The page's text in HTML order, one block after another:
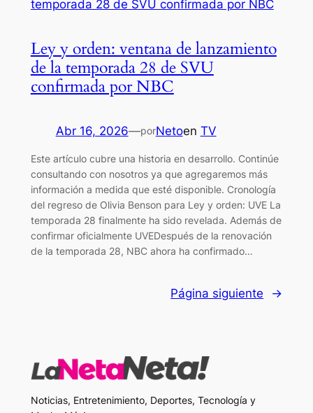
Ley y orden: ventana de lanzamiento
de la temporada 28 de SVU
confirmada por NBC
Abr 16, 2026—porNetoen TV
Este artículo cubre una historia en desarrollo. Continúe
consultando con nosotros ya que agregaremos más
información a medida que esté disponible. Cronología
del regreso de Olivia Benson para Ley y orden: UVE La
temporada 28 finalmente ha sido revelada. Además de
confirmar oficialmente UVEDespués de la renovación
de la temporada 28, NBC ahora ha confirmado…
Página siguiente →
Noticias, Entretenimiento, Deportes, Tecnología y